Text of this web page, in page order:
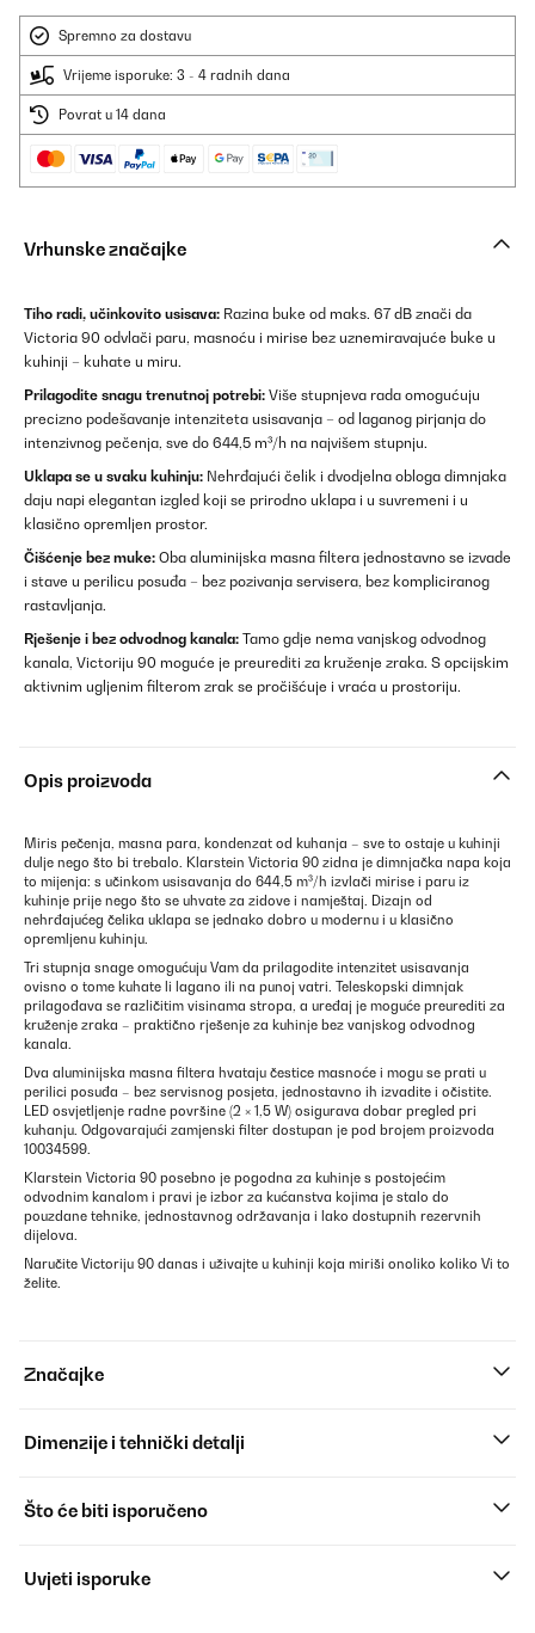
Spremno za dostavu
Vrijeme isporuke: 3 - 4 radnih dana
Povrat u 14 dana
Vrhunske značajke
Tiho radi, učinkovito usisava: Razina buke od maks. 67 dB znači da
Victoria 90 odvlači paru, masnoću i mirise bez uznemiravajuće buke u
kuhinji – kuhate u miru.
Prilagodite snagu trenutnoj potrebi: Više stupnjeva rada omogućuju
precizno podešavanje intenziteta usisavanja – od laganog pirjanja do
intenzivnog pečenja, sve do 644,5 m³/h na najvišem stupnju.
Uklapa se u svaku kuhinju: Nehrđajući čelik i dvodjelna obloga dimnjaka
daju napi elegantan izgled koji se prirodno uklapa i u suvremeni i u
klasično opremljen prostor.
Čišćenje bez muke: Oba aluminijska masna filtera jednostavno se izvade
i stave u perilicu posuđa – bez pozivanja servisera, bez kompliciranog
rastavljanja.
Rješenje i bez odvodnog kanala: Tamo gdje nema vanjskog odvodnog
kanala, Victoriju 90 moguće je preurediti za kruženje zraka. S opcijskim
aktivnim ugljenim filterom zrak se pročišćuje i vraća u prostoriju.
Opis proizvoda
Miris pečenja, masna para, kondenzat od kuhanja – sve to ostaje u kuhinji
dulje nego što bi trebalo. Klarstein Victoria 90 zidna je dimnjačka napa koja
to mijenja: s učinkom usisavanja do 644,5 m³/h izvlači mirise i paru iz
kuhinje prije nego što se uhvate za zidove i namještaj. Dizajn od
nehrđajućeg čelika uklapa se jednako dobro u modernu i u klasično
opremljenu kuhinju.
Tri stupnja snage omogućuju Vam da prilagodite intenzitet usisavanja
ovisno o tome kuhate li lagano ili na punoj vatri. Teleskopski dimnjak
prilagođava se različitim visinama stropa, a uređaj je moguće preurediti za
kruženje zraka – praktično rješenje za kuhinje bez vanjskog odvodnog
kanala.
Dva aluminijska masna filtera hvataju čestice masnoće i mogu se prati u
perilici posuđa – bez servisnog posjeta, jednostavno ih izvadite i očistite.
LED osvjetljenje radne površine (2 × 1,5 W) osigurava dobar pregled pri
kuhanju. Odgovarajući zamjenski filter dostupan je pod brojem proizvoda
10034599.
Klarstein Victoria 90 posebno je pogodna za kuhinje s postojećim
odvodnim kanalom i pravi je izbor za kućanstva kojima je stalo do
pouzdane tehnike, jednostavnog održavanja i lako dostupnih rezervnih
dijelova.
Naručite Victoriju 90 danas i uživajte u kuhinji koja miriši onoliko koliko Vi to
želite.
Značajke
Dimenzije i tehnički detalji
Što će biti isporučeno
Uvjeti isporuke